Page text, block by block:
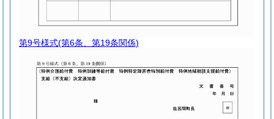
第9号様式(第6条、第19条関係)